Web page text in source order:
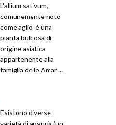
L'allium sativum,
comunemente noto
come aglio, è una
pianta bulbosa di
origine asiatica
appartenente alla
famiglia delle Amar ...
Esistono diverse
varietà di anguria (un